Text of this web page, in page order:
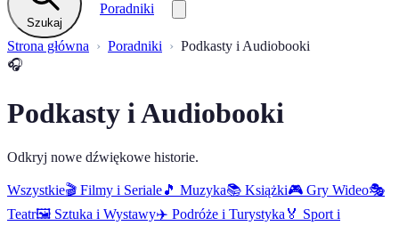
Szukaj
Poradniki
Strona główna Poradniki
Podkasty i Audiobooki
🎧
Podkasty i Audiobooki
Odkryj nowe dźwiękowe historie.
Wszystkie🎬 Filmy i Seriale🎵 Muzyka📚 Książki🎮 Gry Wideo🎭
Teatr🖼️ Sztuka i Wystawy✈️ Podróże i Turystyka 🏅 Sport i